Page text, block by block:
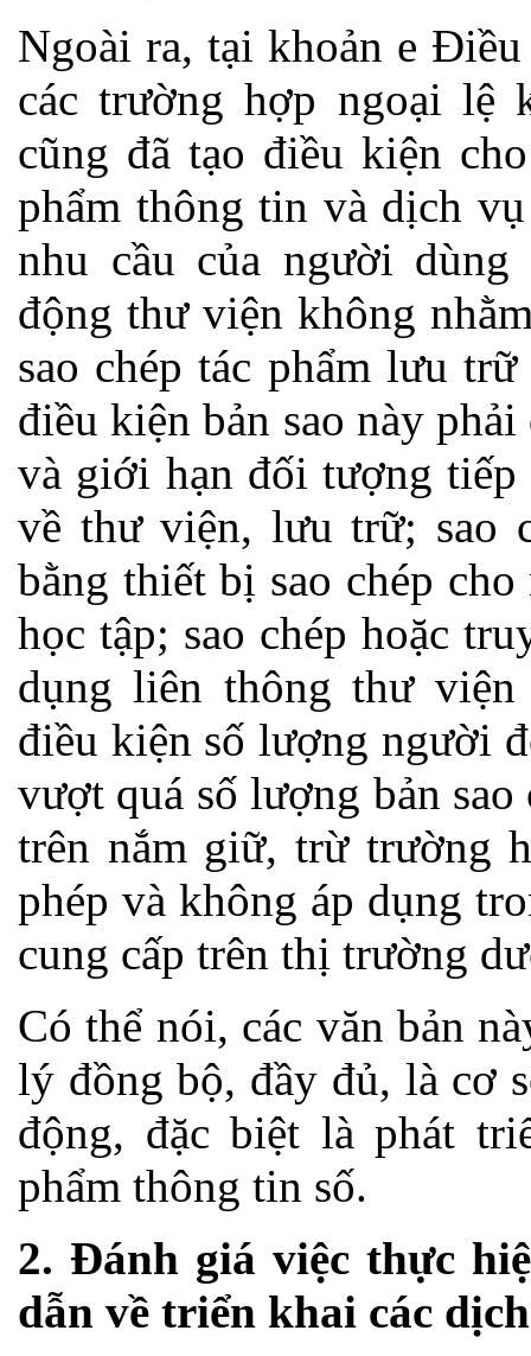
Ngoài ra, tại khoản e
các trường hợp ngoại lệ
cũng đã tạo điều kiện
phẩm thông tin và dịch
nhu cầu của người
động thư viện không
sao chép tác phẩm lưu
điều kiện bản sao này
và giới hạn đối tượng tiếp
về thư viện, lưu trữ; sao
bằng thiết bị sao chép
học tập; sao chép hoặc
dụng liên thông thư
điều kiện số lượng người
vượt quá số lượng bản
trên nắm giữ, trừ trường
phép và không áp dụng
cung cấp trên thị trường
Có thể nói, các văn bản
lý đồng bộ, đầy đủ, là cơ
động, đặc biệt là phát
phẩm thông tin số.
2. Đánh giá việc thực
dẫn về triển khai các